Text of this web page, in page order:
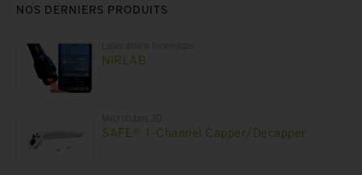
NOS DERNIERS PRODUITS
NIRLAB
SAFE® 1-Channel Capper/Decapper